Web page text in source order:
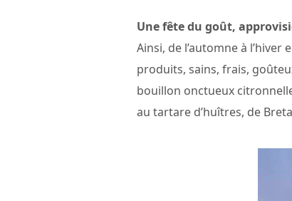
Une fête du goût,
Ainsi, de l’automne à
produits, sains, frais,
bouillon onctueux
au tartare d’huîtres, de